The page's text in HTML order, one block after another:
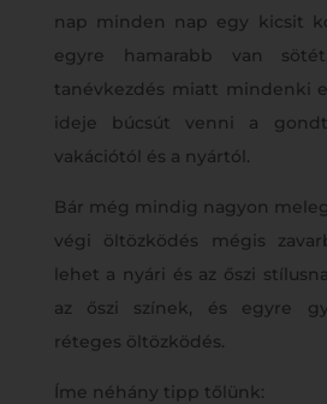
nap minden nap egy kicsit
egyre hamarabb van
tanévkezdés miatt mindenki
ideje búcsút venni a
vakációtól és a nyártól.
Bár még mindig nagyon
végi öltözködés mégis
lehet a nyári és az őszi
az őszi színek, és egyre
réteges öltözködés.
Íme néhány tipp tőlünk: